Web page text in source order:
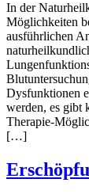
In der
Möglichkeiten
ausführlichen
Dysfunktionen
werden, es gibt
Therapie-
[…]